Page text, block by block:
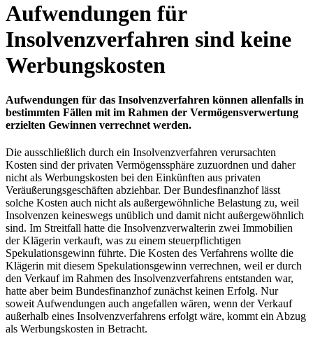
Aufwendungen für
Insolvenzverfahren sind keine
Werbungskosten
Aufwendungen für das Insolvenzverfahren können allenfalls in
bestimmten Fällen mit im Rahmen der Vermögensverwertung
erzielten Gewinnen verrechnet werden.
Die ausschließlich durch ein Insolvenzverfahren verursachten
Kosten sind der privaten Vermögenssphäre zuzuordnen und daher
nicht als Werbungskosten bei den Einkünften aus privaten
Veräußerungsgeschäften abziehbar. Der Bundesfinanzhof lässt
solche Kosten auch nicht als außergewöhnliche Belastung zu, weil
Insolvenzen keineswegs unüblich und damit nicht außergewöhnlich
sind. Im Streitfall hatte die Insolvenzverwalterin zwei Immobilien
der Klägerin verkauft, was zu einem steuerpflichtigen
Spekulationsgewinn führte. Die Kosten des Verfahrens wollte die
Klägerin mit diesem Spekulationsgewinn verrechnen, weil er durch
den Verkauf im Rahmen des Insolvenzverfahrens entstanden war,
hatte aber beim Bundesfinanzhof zunächst keinen Erfolg. Nur
soweit Aufwendungen auch angefallen wären, wenn der Verkauf
außerhalb eines Insolvenzverfahrens erfolgt wäre, kommt ein Abzug
als Werbungskosten in Betracht.